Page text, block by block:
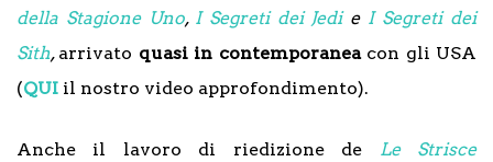
della Stagione Uno, I Segreti dei Jedie I Segreti dei
Sith, arrivato quasi in contemporaneacon gli USA
(QUI il nostro video approfondimento).
Anche il lavoro di riedizione de Le Strisce